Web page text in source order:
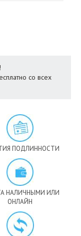
со всех
ПОДЛИННОСТИ
НАЛИЧНЫМИ ИЛИ
ОНЛАЙН